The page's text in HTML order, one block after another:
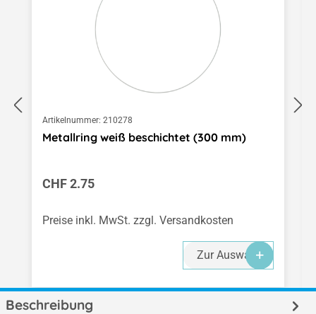
Artikelnummer: 210278
Metallring weiß beschichtet (300 mm)
Regulärer Preis:
CHF 2.75
Preise inkl. MwSt. zzgl. Versandkosten
Zur Auswahl
Beschreibung